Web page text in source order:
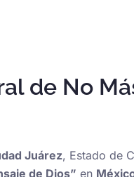
de No
Juárez, Estado de
de Dios” en